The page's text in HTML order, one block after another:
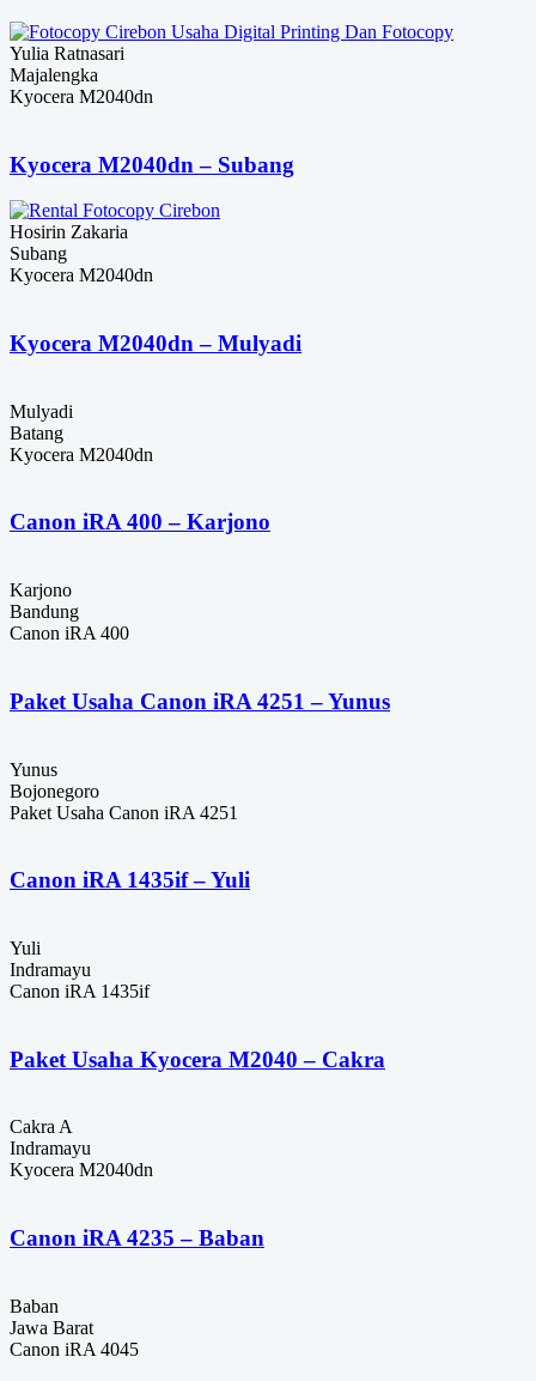
Yulia Ratnasari
Majalengka
Kyocera M2040dn
Kyocera M2040dn – Subang
Hosirin Zakaria
Subang
Kyocera M2040dn
Kyocera M2040dn – Mulyadi
Mulyadi
Batang
Kyocera M2040dn
Canon iRA 400 – Karjono
Karjono
Bandung
Canon iRA 400
Paket Usaha Canon iRA 4251 – Yunus
Yunus
Bojonegoro
Paket Usaha Canon iRA 4251
Canon iRA 1435if – Yuli
Yuli
Indramayu
Canon iRA 1435if
Paket Usaha Kyocera M2040 – Cakra
Cakra A
Indramayu
Kyocera M2040dn
Canon iRA 4235 – Baban
Baban
Jawa Barat
Canon iRA 4045